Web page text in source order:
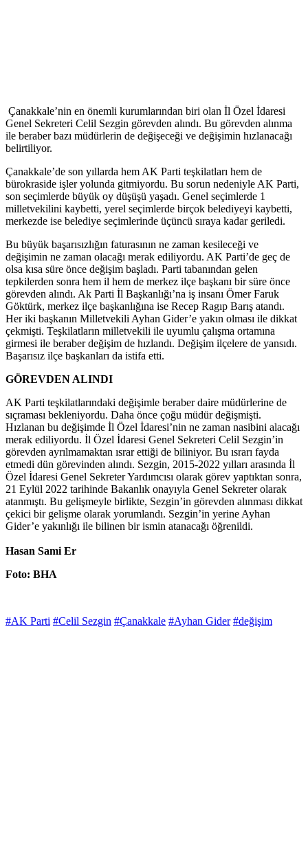
Çanakkale’nin en önemli kurumlarından biri olan İl Özel İdaresi
Genel Sekreteri Celil Sezgin görevden alındı. Bu görevden alınma
ile beraber bazı müdürlerin de değişeceği ve değişimin hızlanacağı
belirtiliyor.
Çanakkale’de son yıllarda hem AK Parti teşkilatları hem de
bürokraside işler yolunda gitmiyordu. Bu sorun nedeniyle AK Parti,
son seçimlerde büyük oy düşüşü yaşadı. Genel seçimlerde 1
milletvekilini kaybetti, yerel seçimlerde birçok belediyeyi kaybetti,
merkezde ise belediye seçimlerinde üçüncü sıraya kadar geriledi.
Bu büyük başarısızlığın faturasının ne zaman kesileceği ve
değişimin ne zaman olacağı merak ediliyordu. AK Parti’de geç de
olsa kısa süre önce değişim başladı. Parti tabanından gelen
tepkilerden sonra hem il hem de merkez ilçe başkanı bir süre önce
görevden alındı. Ak Parti İl Başkanlığı’na iş insanı Ömer Faruk
Göktürk, merkez ilçe başkanlığına ise Recep Ragıp Barış atandı.
Her iki başkanın Milletvekili Ayhan Gider’e yakın olması ile dikkat
çekmişti. Teşkilatların milletvekili ile uyumlu çalışma ortamına
girmesi ile beraber değişim de hızlandı. Değişim ilçelere de yansıdı.
Başarısız ilçe başkanları da istifa etti.
GÖREVDEN ALINDI
AK Parti teşkilatlarındaki değişimle beraber daire müdürlerine de
sıçraması bekleniyordu. Daha önce çoğu müdür değişmişti.
Hızlanan bu değişimde İl Özel İdaresi’nin ne zaman nasibini alacağı
merak ediliyordu. İl Özel İdaresi Genel Sekreteri Celil Sezgin’in
görevden ayrılmamaktan ısrar ettiği de biliniyor. Bu ısrarı fayda
etmedi dün görevinden alındı. Sezgin, 2015-2022 yılları arasında İl
Özel İdaresi Genel Sekreter Yardımcısı olarak görev yaptıktan sonra,
21 Eylül 2022 tarihinde Bakanlık onayıyla Genel Sekreter olarak
atanmıştı. Bu gelişmeyle birlikte, Sezgin’in görevden alınması dikkat
çekici bir gelişme olarak yorumlandı. Sezgin’in yerine Ayhan
Gider’e yakınlığı ile bilinen bir ismin atanacağı öğrenildi.
Hasan Sami Er
Foto: BHA
#AK Parti #Celil Sezgin #Çanakkale #Ayhan Gider #değişim